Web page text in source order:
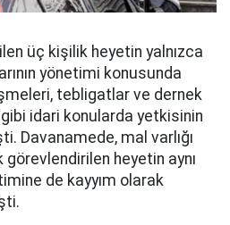
üç kişilik heyetin yalnızca
yönetimi konusunda
tebligatlar ve dernek
idari konularda yetkisinin
Davanamede, mal varlığı
görevlendirilen heyetin aynı
de kayyım olarak